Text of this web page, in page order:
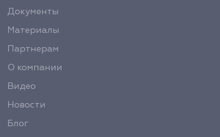
Документы
Материалы
Партнерам
О компании
Видео
Новости
Блог